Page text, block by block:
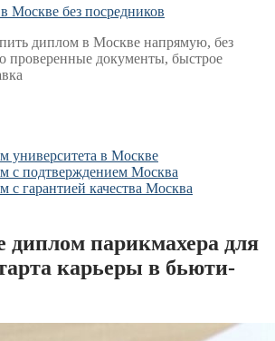
Москве без посредников
диплом в Москве напрямую, без
проверенные документы, быстрое
университета в Москве
с подтверждением Москва
с гарантией качества Москва
диплом парикмахера для
карьеры в бьюти-